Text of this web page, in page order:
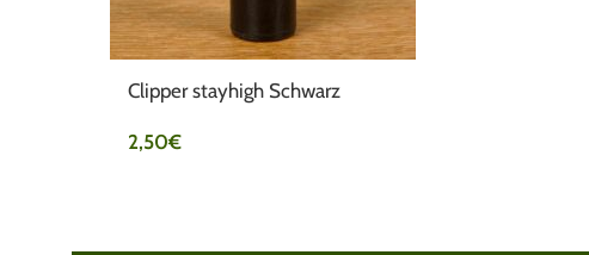
Clipper stayhigh Schwarz
2,50€